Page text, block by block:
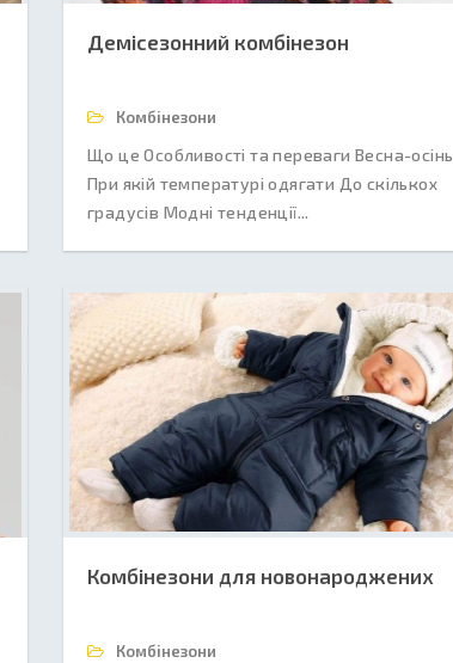
Демісезонний комбінезон
Комбінезони
Що це Особливості та переваги Весна-осінь
При якій температурі одягати До скількох
градусів Модні тенденції...
Комбінезони для новонароджених
Комбінезони